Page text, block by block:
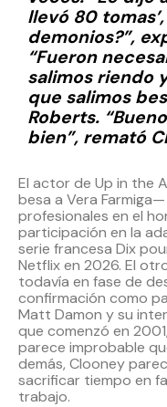
llevó 80
demonios?”,
“Fueron
salimos riendo
que salimos
Roberts.
bien”, remató
El actor de Up in the
besa a Vera
profesionales en el
participación en la
serie francesa Dix
Netflix en 2026. El
todavía en fase de
confirmación como
Matt Damon y su
que comenzó en
parece improbable
demás, Clooney
sacrificar tiempo en
trabajo.